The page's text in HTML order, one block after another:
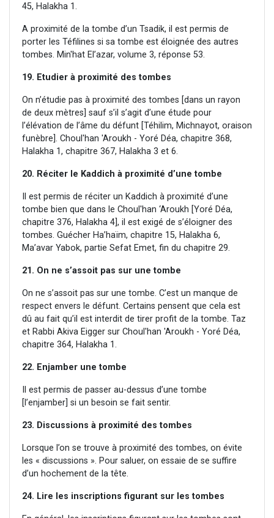
45, Halakha 1.
A proximité de la tombe d’un Tsadik, il est permis de
porter les Téfilines si sa tombe est éloignée des autres
tombes. Min'hat El’azar, volume 3, réponse 53.
19. Etudier à proximité des tombes
On n’étudie pas à proximité des tombes [dans un rayon
de deux mètres] sauf s’il s’agit d’une étude pour
l’élévation de l’âme du défunt [Téhilim, Michnayot, oraison
funèbre]. Choul'han 'Aroukh - Yoré Déa, chapitre 368,
Halakha 1, chapitre 367, Halakha 3 et 6.
20. Réciter le Kaddich à proximité d’une tombe
Il est permis de réciter un Kaddich à proximité d’une
tombe bien que dans le Choul'han ‘Aroukh [Yoré Déa,
chapitre 376, Halakha 4], il est exigé de s’éloigner des
tombes. Guécher Ha’haïm, chapitre 15, Halakha 6,
Ma’avar Yabok, partie Sefat Emet, fin du chapitre 29.
21. On ne s’assoit pas sur une tombe
On ne s’assoit pas sur une tombe. C’est un manque de
respect envers le défunt. Certains pensent que cela est
dû au fait qu’il est interdit de tirer profit de la tombe. Taz
et Rabbi Akiva Eigger sur Choul'han 'Aroukh - Yoré Déa,
chapitre 364, Halakha 1.
22. Enjamber une tombe
Il est permis de passer au-dessus d’une tombe
[l’enjamber] si un besoin se fait sentir.
23. Discussions à proximité des tombes
Lorsque l’on se trouve à proximité des tombes, on évite
les « discussions ». Pour saluer, on essaie de se suffire
d’un hochement de la tête.
24. Lire les inscriptions figurant sur les tombes